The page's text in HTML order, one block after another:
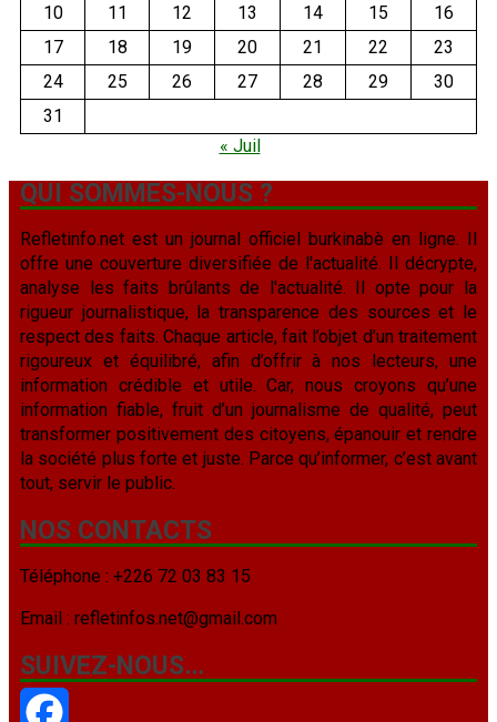
10
11 12 13 14 15
16
17
18 19 20 21 22
23
24
25 26 27 28 29
30
31
« Juil
QUI SOMMES-NOUS ?
Refletinfo.net est un journal officiel burkinabè en ligne. Il
offre une couverture diversifiée de l'actualité. Il décrypte,
analyse les faits brûlants de l'actualité. Il opte pour la
rigueur journalistique, la transparence des sources et le
respect des faits. Chaque article, fait l’objet d’un traitement
rigoureux et équilibré, afin d’offrir à nos lecteurs, une
information crédible et utile. Car, nous croyons qu’une
information fiable, fruit d’un journalisme de qualité, peut
transformer positivement des citoyens, épanouir et rendre
la société plus forte et juste. Parce qu’informer, c’est avant
tout, servir le public.
NOS CONTACTS
Téléphone : +226 72 03 83 15
Email : refletinfos.net@gmail.com
SUIVEZ-NOUS…